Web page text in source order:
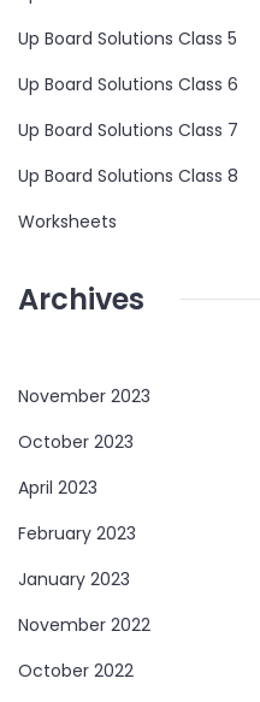
Up Board Solutions Class 5
Up Board Solutions Class 6
Up Board Solutions Class 7
Up Board Solutions Class 8
Worksheets
Archives
November 2023
October 2023
April 2023
February 2023
January 2023
November 2022
October 2022